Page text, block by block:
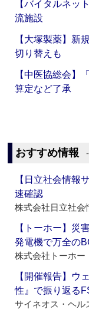
【バイタルネッ
流施設
【大塚製薬】新
切り替えも
【中医協総会】
算定など了承
おすすめ情報
【日立社会情報
速確認
株式会社日立社会
【トーホー】
発電機で万全の
株式会社トーホー
【開催報告】ウ
性』で振り返る
サイネオス・ヘル